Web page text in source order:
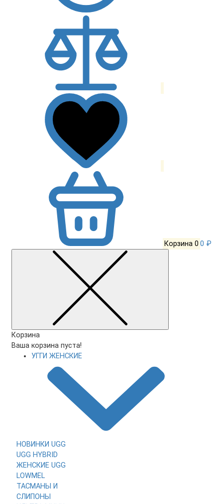
Корзина 0 0 ₽
Корзина
Ваша корзина пуста!
УГГИ ЖЕНСКИЕ
НОВИНКИ UGG
UGG HYBRID
ЖЕНСКИЕ UGG
LOWMEL
ТАСМАНЫ И
СЛИПОНЫ